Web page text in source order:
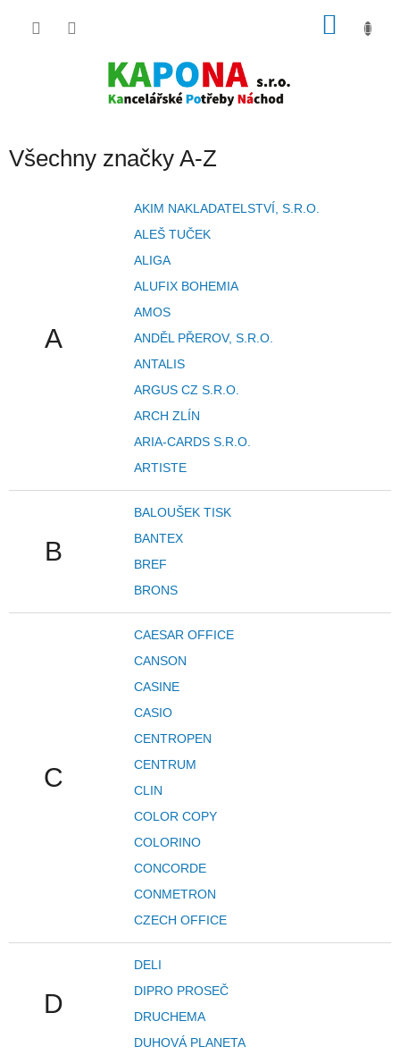
Všechny značky A-Z
A
AKIM NAKLADATELSTVÍ, S.R.O.
ALEŠ TUČEK
ALIGA
ALUFIX BOHEMIA
AMOS
ANDĚL PŘEROV, S.R.O.
ANTALIS
ARGUS CZ S.R.O.
ARCH ZLÍN
ARIA-CARDS S.R.O.
ARTISTE
B
BALOUŠEK TISK
BANTEX
BREF
BRONS
C
CAESAR OFFICE
CANSON
CASINE
CASIO
CENTROPEN
CENTRUM
CLIN
COLOR COPY
COLORINO
CONCORDE
CONMETRON
CZECH OFFICE
D
DELI
DIPRO PROSEČ
DRUCHEMA
DUHOVÁ PLANETA